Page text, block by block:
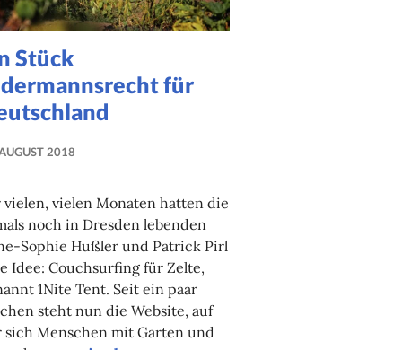
Stück
für
2018
vielen, vielen Monaten hatten die
noch in Dresden lebenden
Sophie Hußler und Patrick Pirl
Idee: Couchsurfing für Zelte,
1Nite Tent. Seit ein paar
steht nun die Website, auf
sich Menschen mit Garten und